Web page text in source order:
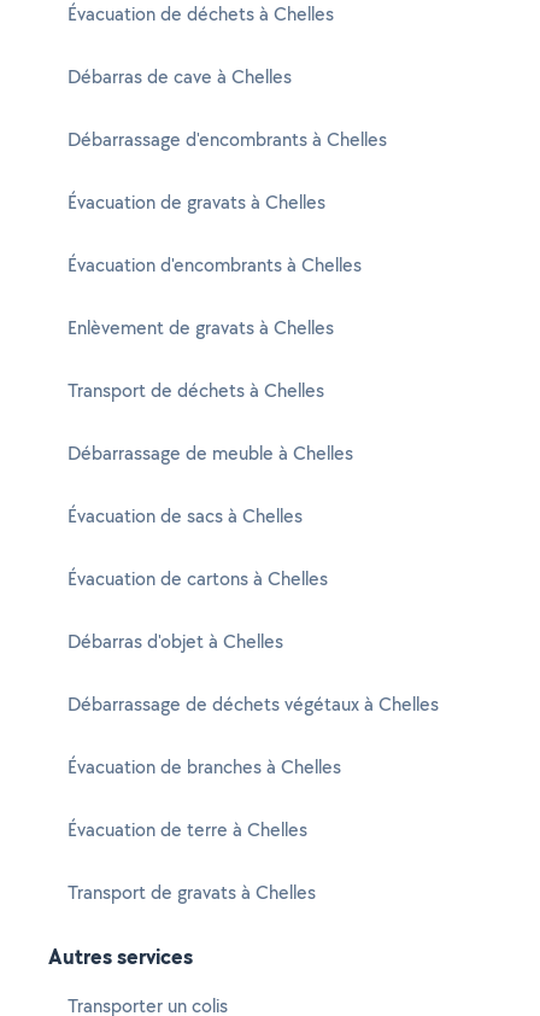
Évacuation de déchets à Chelles
Débarras de cave à Chelles
Débarrassage d'encombrants à Chelles
Évacuation de gravats à Chelles
Évacuation d'encombrants à Chelles
Enlèvement de gravats à Chelles
Transport de déchets à Chelles
Débarrassage de meuble à Chelles
Évacuation de sacs à Chelles
Évacuation de cartons à Chelles
Débarras d'objet à Chelles
Débarrassage de déchets végétaux à Chelles
Évacuation de branches à Chelles
Évacuation de terre à Chelles
Transport de gravats à Chelles
Autres services
Transporter un colis